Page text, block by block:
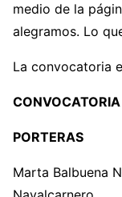
medio de la
alegramos. Lo
La convocatoria
CONVOCATORIA
PORTERAS
Marta Balbuena